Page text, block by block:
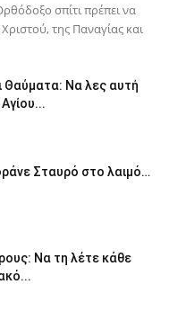
σπίτι πρέπει να
της Παν­αγίας και
Θαύματα: Να λες αυτή
Σταυρό στο λαιμό…
Να τη λέτε κάθε